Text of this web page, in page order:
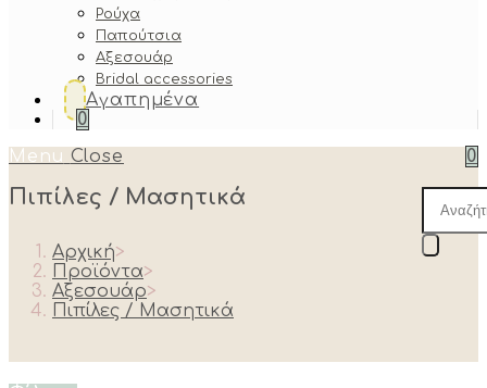
Ρούχα
Παπούτσια
Αξεσουάρ
Bridal accessories
Αγαπημένα
0
0
Menu Close
search
Πιπίλες / Μασητικά
Αρχική>
Προϊόντα>
Αξεσουάρ>
Πιπίλες / Μασητικά